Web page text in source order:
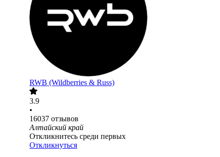
RWB (Wildberries & Russ)
3.9
•
16037 отзывов
Алтайский край
Откликнитесь среди первых
Откликнуться